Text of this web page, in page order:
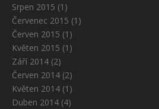
Srpen 2015 (1)
Červenec 2015 (1)
Červen 2015 (1)
Květen 2015 (1)
Září 2014 (2)
Červen 2014 (2)
Květen 2014 (1)
Duben 2014 (4)